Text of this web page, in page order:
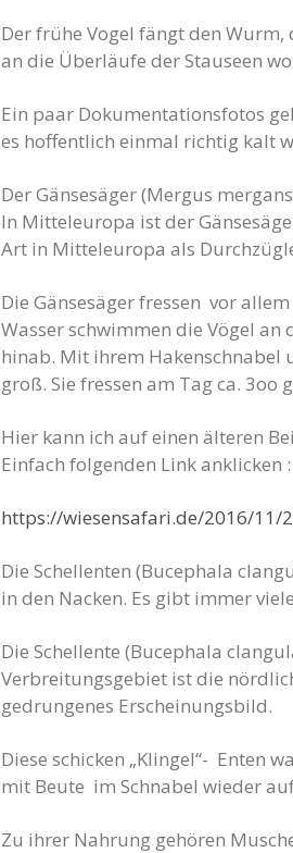
Der frühe Vogel fängt den Wurm,
an die Überläufe der Stauseen
Ein paar Dokumentationsfotos
es hoffentlich einmal richtig kalt
Der Gänsesäger (Mergus
In Mitteleuropa ist der
Art in Mitteleuropa als
Die Gänsesäger fressen vor
Wasser schwimmen die Vögel
hinab. Mit ihrem Hakenschnabel
groß. Sie fressen am Tag ca. 3oo
Hier kann ich auf einen älteren
Einfach folgenden Link anklicken :
https://wiesensafari.de/2016/
Die Schellenten (Bucephala
in den Nacken. Es gibt immer
Die Schellente (Bucephala
Verbreitungsgebiet ist die
gedrungenes Erscheinungsbild.
Diese schicken „Klingel“- Enten
mit Beute im Schnabel wieder
Zu ihrer Nahrung gehören